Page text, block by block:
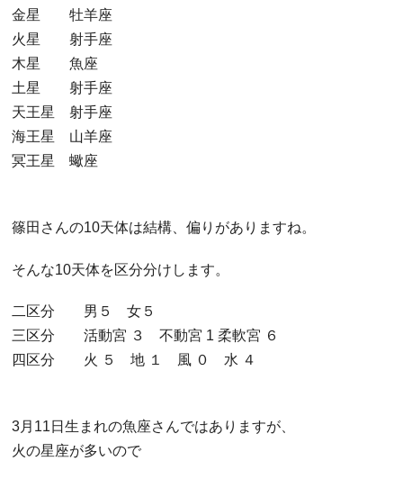
金星 牡羊座
火星 射手座
木星 魚座
土星 射手座
天王星 射手座
海王星 山羊座
冥王星 蠍座
篠田さんの10天体は結構、偏りがありますね。
そんな10天体を区分分けします。
二区分 男５ 女５
三区分 活動宮 ３ 不動宮 1 柔軟宮 ６
四区分 火 ５ 地 １ 風 ０ 水 ４
3月11日生まれの魚座さんではありますが、
火の星座が多いので